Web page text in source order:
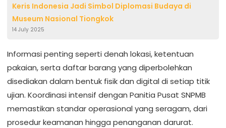
Keris Indonesia Jadi Simbol Diplomasi Budaya di
Museum Nasional Tiongkok
14 July 2025
Informasi penting seperti denah lokasi, ketentuan
pakaian, serta daftar barang yang diperbolehkan
disediakan dalam bentuk fisik dan digital di setiap titik
ujian. Koordinasi intensif dengan Panitia Pusat SNPMB
memastikan standar operasional yang seragam, dari
prosedur keamanan hingga penanganan darurat.